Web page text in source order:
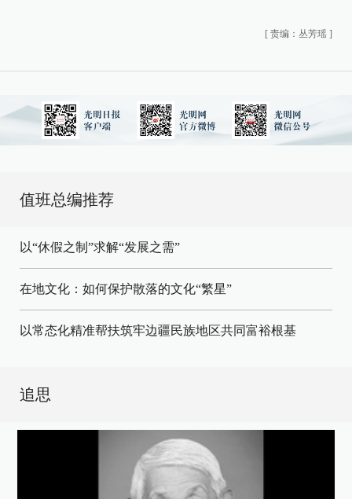
[ 责编：丛芳瑶 ]
值班总编推荐
以“休假之制”求解“发展之需”
在地文化：如何保护散落的文化“繁星”
以常态化精准帮扶筑牢边疆民族地区共同富裕根基
追思